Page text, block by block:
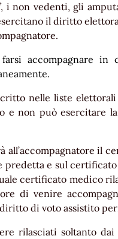
i non vedenti, gli
il diritto
accompagnare in
nelle liste
e non può
all’accompagnatore il
e sul
certificato medico
di venire
di voto assistito
rilasciati soltanto